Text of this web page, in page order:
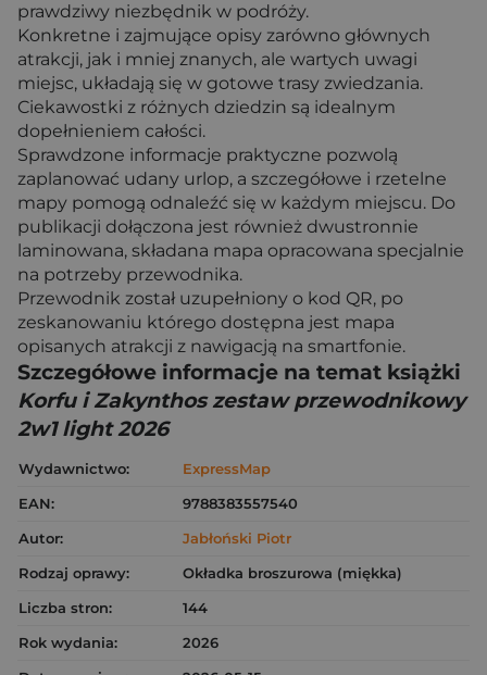
prawdziwy niezbędnik w podróży.
Konkretne i zajmujące opisy zarówno głównych
atrakcji, jak i mniej znanych, ale wartych uwagi
miejsc, układają się w gotowe trasy zwiedzania.
Ciekawostki z różnych dziedzin są idealnym
dopełnieniem całości.
Sprawdzone informacje praktyczne pozwolą
zaplanować udany urlop, a szczegółowe i rzetelne
mapy pomogą odnaleźć się w każdym miejscu. Do
publikacji dołączona jest również dwustronnie
laminowana, składana mapa opracowana specjalnie
na potrzeby przewodnika.
Przewodnik został uzupełniony o kod QR, po
zeskanowaniu którego dostępna jest mapa
opisanych atrakcji z nawigacją na smartfonie.
Szczegółowe informacje na temat książki
Korfu i Zakynthos zestaw przewodnikowy
2w1 light 2026
Wydawnictwo:
ExpressMap
EAN:
9788383557540
Autor:
Jabłoński Piotr
Rodzaj oprawy:
Okładka broszurowa (miękka)
Liczba stron:
144
Rok wydania:
2026